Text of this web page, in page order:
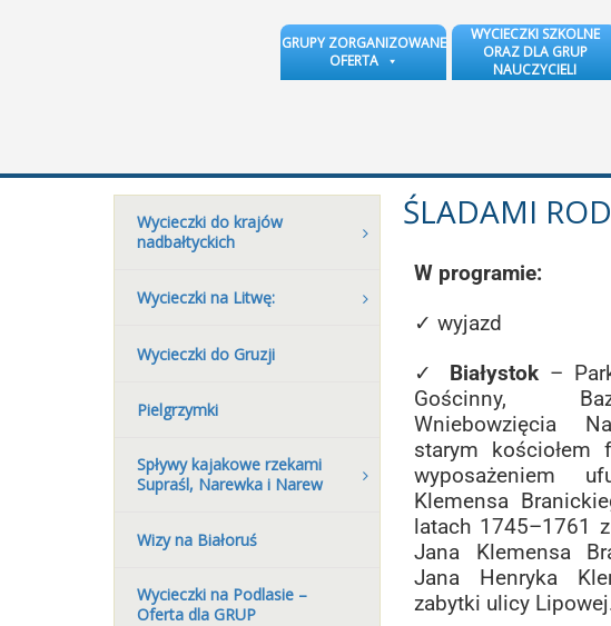
GRUPY ZORGANIZOWANE
OFERTA
WYCIECZKI SZKOLNE
ORAZ DLA GRUP
NAUCZYCIELI
Wycieczki do krajów
nadbałtyckich
Wycieczki na Litwę:
Wycieczki do Gruzji
Pielgrzymki
Spływy kajakowe rzekami
Supraśl, Narewka i Narew
Wizy na Białoruś
Wycieczki na Podlasie –
Oferta dla GRUP
ŚLADAMI
W programie:
✓ wyjazd
✓ Białystok –
Gościnny,
Wniebowzięcia
starym kościołem
wyposażeniem
Klemensa
latach 1745–1761
Jana Klemensa
Jana Henryka
zabytki ulicy